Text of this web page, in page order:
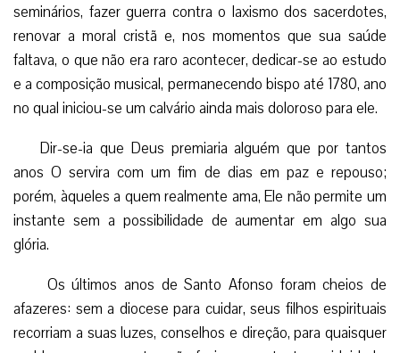
seminários, fazer guerra contra o laxismo dos sacerdotes,
renovar a moral cristã e, nos momentos que sua saúde
faltava, o que não era raro acontecer, dedicar-se ao estudo
e a composição musical, permanecendo bispo até 1780, ano
no qual iniciou-se um calvário ainda mais doloroso para ele.
Dir-se-ia que Deus premiaria alguém que por tantos
anos O servira com um fim de dias em paz e repouso;
porém, àqueles a quem realmente ama, Ele não permite um
instante sem a possibilidade de aumentar em algo sua
glória.
Os últimos anos de Santo Afonso foram cheios de
afazeres: sem a diocese para cuidar, seus filhos espirituais
recorriam a suas luzes, conselhos e direção, para quaisquer